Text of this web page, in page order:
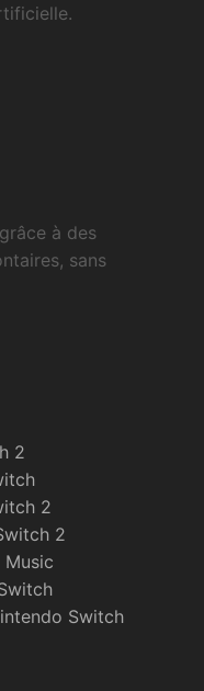
à des
sans
2
2
2
Switch